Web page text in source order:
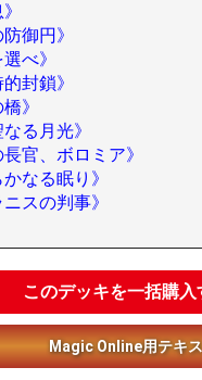
防御円》
選べ》
的封鎖》
》
なる月光》
長官、ボロミア》
かなる眠り》
ニスの判事》
このデッキを一括購入
Magic Online用テキ